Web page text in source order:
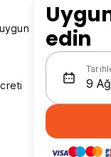
edin